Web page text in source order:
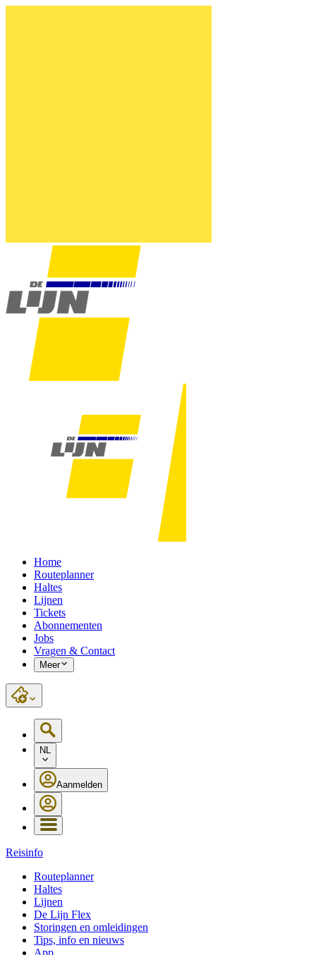
Home
Routeplanner
Haltes
Lijnen
Tickets
Abonnementen
Jobs
Vragen & Contact
Meer
NL
Aanmelden
Reisinfo
Routeplanner
Haltes
Lijnen
De Lijn Flex
Storingen en omleidingen
Tips, info en nieuws
App